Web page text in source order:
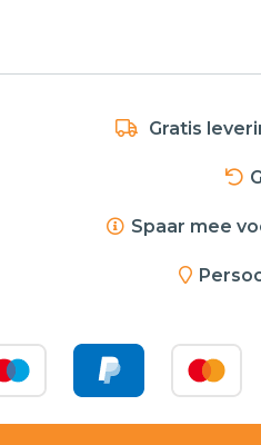
Gratis
Spaar mee